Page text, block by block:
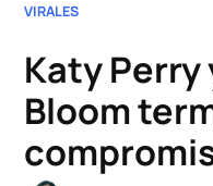
POSTED
VIRALES
Katy Perry
Bloom